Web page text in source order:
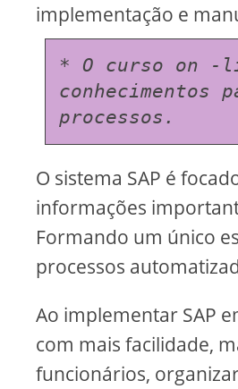
implementação e
* O curso on -
conhecimentos
processos.
O sistema SAP é
informações
Formando um único
processos
Ao implementar SAP
com mais facilidade,
funcionários,